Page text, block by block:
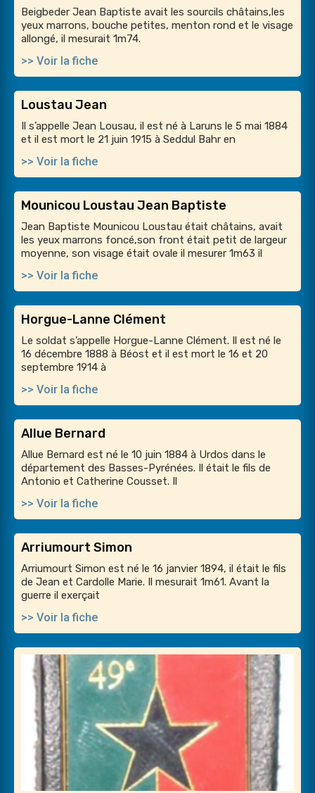
Beigbeder Jean Baptiste avait les sourcils châtains,les
yeux marrons, bouche petites, menton rond et le visage
allongé, il mesurait 1m74.
>> Voir la fiche
Loustau Jean
Il s’appelle Jean Lousau, il est né à Laruns le 5 mai 1884
et il est mort le 21 juin 1915 à Seddul Bahr en
>> Voir la fiche
Mounicou Loustau Jean Baptiste
Jean Baptiste Mounicou Loustau était châtains, avait
les yeux marrons foncé,son front était petit de largeur
moyenne, son visage était ovale il mesurer 1m63 il
>> Voir la fiche
Horgue-Lanne Clément
Le soldat s’appelle Horgue-Lanne Clément. Il est né le
16 décembre 1888 à Béost et il est mort le 16 et 20
septembre 1914 à
>> Voir la fiche
Allue Bernard
Allue Bernard est né le 10 juin 1884 à Urdos dans le
département des Basses-Pyrénées. Il était le fils de
Antonio et Catherine Cousset. Il
>> Voir la fiche
Arriumourt Simon
Arriumourt Simon est né le 16 janvier 1894, il était le fils
de Jean et Cardolle Marie. Il mesurait 1m61. Avant la
guerre il exerçait
>> Voir la fiche